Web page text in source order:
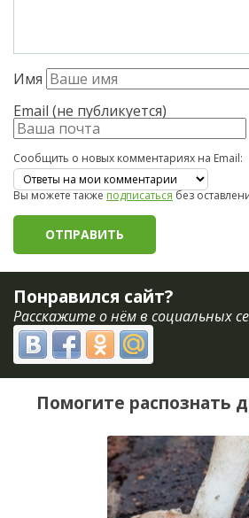
Имя
Email (не публикуется)
Сообщить о новых комментариях на Email:
Вы можете такжеподписатьсябез
Понравился сайт?
Расскажите о нём в социальных
Помогите распознать